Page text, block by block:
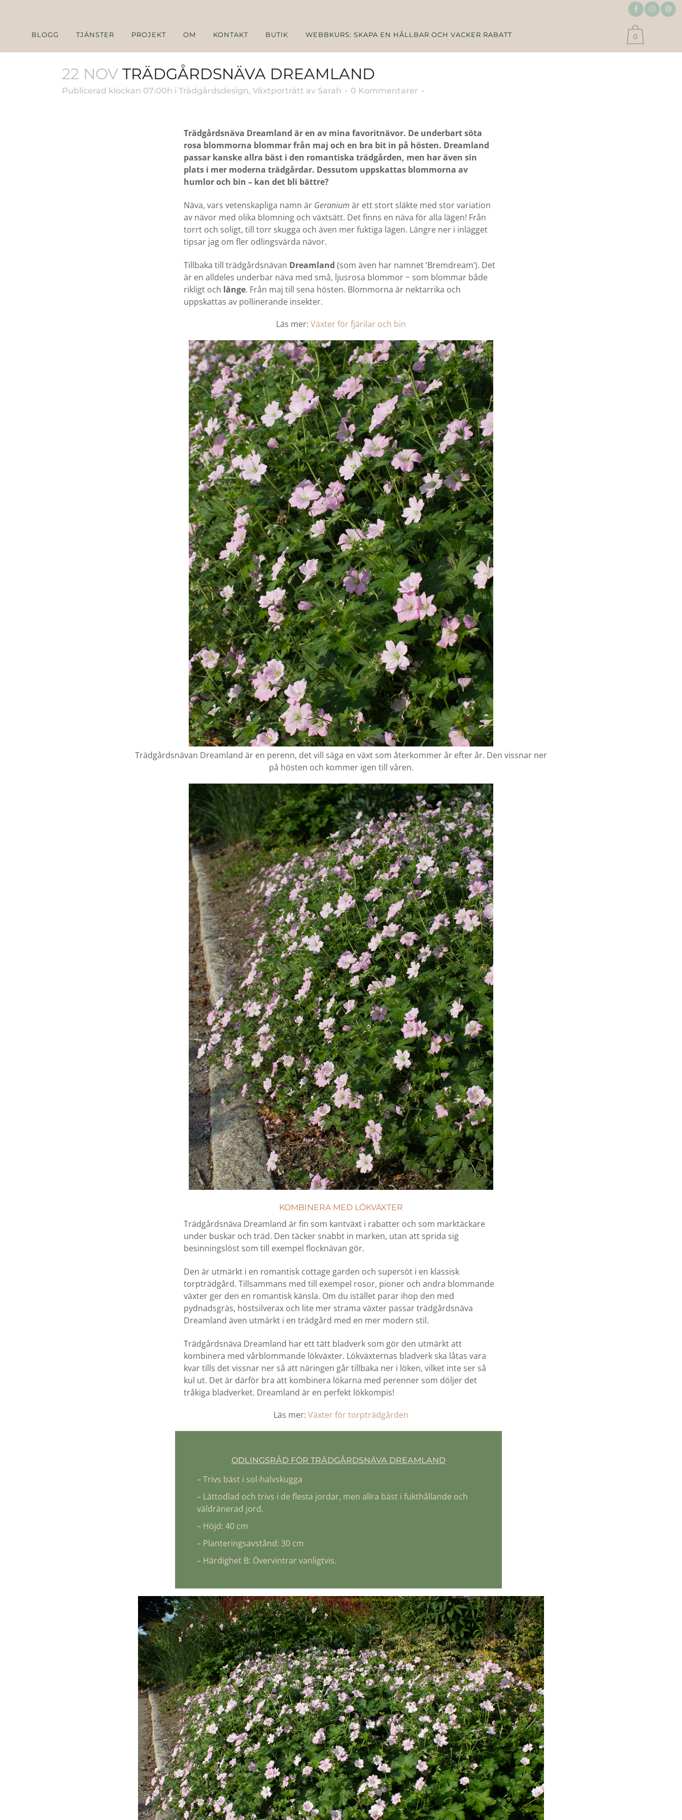
0
BLOGG TJÄNSTER PROJEKT OM KONTAKT BUTIK WEBBKURS: SKAPA EN HÅLLBAR OCH VACKER RABATT
22 NOV TRÄDGÅRDSNÄVA DREAMLAND
Publicerad klockan 07:00h i Trädgårdsdesign, Växtporträtt av Sarah 0 Kommentarer
Trädgårdsnäva Dreamland är en av mina favoritnävor. De underbart söta
rosa blommorna blommar från maj och en bra bit in på hösten. Dreamland
passar kanske allra bäst i den romantiska trädgården, men har även sin
plats i mer moderna trädgårdar. Dessutom uppskattas blommorna av
humlor och bin – kan det bli bättre?
Näva, vars vetenskapliga namn är Geranium är ett stort släkte med stor variation
av nävor med olika blomning och växtsätt. Det finns en näva för alla lägen! Från
torrt och soligt, till torr skugga och även mer fuktiga lägen. Längre ner i inlägget
tipsar jag om fler odlingsvärda nävor.
Tillbaka till trädgårdsnävan Dreamland (som även har namnet ’Bremdream’). Det
är en alldeles underbar näva med små, ljusrosa blommor ~ som blommar både
rikligt och länge. Från maj till sena hösten. Blommorna är nektarrika och
uppskattas av pollinerande insekter.
Läs mer: Växter för fjärilar och bin
Trädgårdsnävan Dreamland är en perenn, det vill säga en växt som återkommer år efter år. Den vissnar ner
på hösten och kommer igen till våren.
KOMBINERA MED LÖKVÄXTER
Trädgårdsnäva Dreamland är fin som kantväxt i rabatter och som marktäckare
under buskar och träd. Den täcker snabbt in marken, utan att sprida sig
besinningslöst som till exempel flocknävan gör.
Den är utmärkt i en romantisk cottage garden och supersöt i en klassisk
torpträdgård. Tillsammans med till exempel rosor, pioner och andra blommande
växter ger den en romantisk känsla. Om du istället parar ihop den med
pydnadsgräs, höstsilverax och lite mer strama växter passar trädgårdsnäva
Dreamland även utmärkt i en trädgård med en mer modern stil.
Trädgårdsnäva Dreamland har ett tätt bladverk som gör den utmärkt att
kombinera med vårblommande lökväxter. Lökväxternas bladverk ska låtas vara
kvar tills det vissnar ner så att näringen går tillbaka ner i löken, vilket inte ser så
kul ut. Det är därför bra att kombinera lökarna med perenner som döljer det
tråkiga bladverket. Dreamland är en perfekt lökkompis!
Läs mer: Växter för torpträdgården
ODLINGSRÅD FÖR TRÄDGÅRDSNÄVA DREAMLAND
– Trivs bäst i sol-halvskugga
– Lättodlad och trivs i de flesta jordar, men allra bäst i fukthållande och
väldränerad jord.
– Höjd: 40 cm
– Planteringsavstånd: 30 cm
– Härdighet B: Övervintrar vanligtvis.